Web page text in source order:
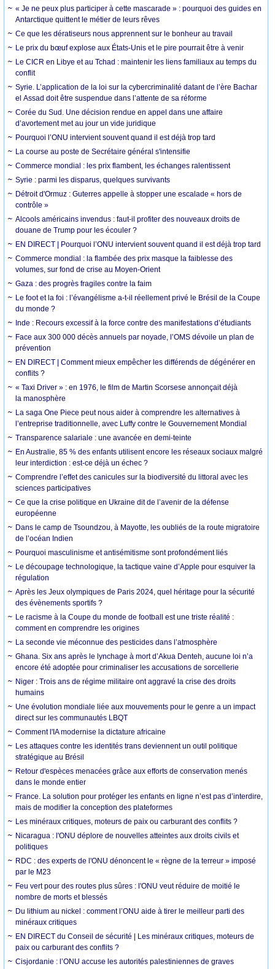
« Je ne peux plus participer à cette mascarade » : pourquoi des guides en
Antarctique quittent le métier de leurs rêves
Ce que les dératiseurs nous apprennent sur le bonheur au travail
Le prix du bœuf explose aux États-Unis et le pire pourrait être à venir
Le CICR en Libye et au Tchad : maintenir les liens familiaux au temps du
conflit
Syrie. L’application de la loi sur la cybercriminalité datant de l’ère Bachar
el Assad doit être suspendue dans l’attente de sa réforme
Corée du Sud. Une décision rendue en appel dans une affaire
d’avortement met au jour un vide juridique
Pourquoi l’ONU intervient souvent quand il est déjà trop tard
La course au poste de Secrétaire général s'intensifie
Commerce mondial : les prix flambent, les échanges ralentissent
Syrie : parmi les disparus, quelques survivants
Détroit d'Ormuz : Guterres appelle à stopper une escalade « hors de
contrôle »
Alcools américains invendus : faut-il profiter des nouveaux droits de
douane de Trump pour les écouler ?
EN DIRECT | Pourquoi l’ONU intervient souvent quand il est déjà trop tard
Commerce mondial : la flambée des prix masque la faiblesse des
volumes, sur fond de crise au Moyen-Orient
Gaza : des progrès fragiles contre la faim
Le foot et la foi : l’évangélisme a-t-il réellement privé le Brésil de la Coupe
du monde ?
Inde : Recours excessif à la force contre des manifestations d’étudiants
Face aux 300 000 décès annuels par noyade, l’OMS dévoile un plan de
prévention
EN DIRECT | Comment mieux empêcher les différends de dégénérer en
conflits ?
« Taxi Driver » : en 1976, le film de Martin Scorsese annonçait déjà
la manosphère
La saga One Piece peut nous aider à comprendre les alternatives à
l’entreprise traditionnelle, avec Luffy contre le Gouvernement Mondial
Transparence salariale : une avancée en demi-teinte
En Australie, 85 % des enfants utilisent encore les réseaux sociaux malgré
leur interdiction : est-ce déjà un échec ?
Comprendre l’effet des canicules sur la biodiversité du littoral avec les
sciences participatives
Ce que la crise politique en Ukraine dit de l’avenir de la défense
européenne
Dans le camp de Tsoundzou, à Mayotte, les oubliés de la route migratoire
de l’océan Indien
Pourquoi masculinisme et antisémitisme sont profondément liés
Le découpage technologique, la tactique vaine d’Apple pour esquiver la
régulation
Après les Jeux olympiques de Paris 2024, quel héritage pour la sécurité
des évènements sportifs ?
Le racisme à la Coupe du monde de football est une triste réalité :
comment en comprendre les origines
La seconde vie méconnue des pesticides dans l’atmosphère
Ghana. Six ans après le lynchage à mort d’Akua Denteh, aucune loi n’a
encore été adoptée pour criminaliser les accusations de sorcellerie
Niger : Trois ans de régime militaire ont aggravé la crise des droits
humains
Une évolution mondiale liée aux mouvements pour le genre a un impact
direct sur les communautés LBQT
Comment l'IA modernise la dictature africaine
Les attaques contre les identités trans deviennent un outil politique
stratégique au Brésil
Retour d'espèces menacées grâce aux efforts de conservation menés
dans le monde entier
France. La solution pour protéger les enfants en ligne n’est pas d’interdire,
mais de modifier la conception des plateformes
Les minéraux critiques, moteurs de paix ou carburant des conflits ?
Nicaragua : l'ONU déplore de nouvelles atteintes aux droits civils et
politiques
RDC : des experts de l'ONU dénoncent le « règne de la terreur » imposé
par le M23
Feu vert pour des routes plus sûres : l'ONU veut réduire de moitié le
nombre de morts et blessés
Du lithium au nickel : comment l’ONU aide à tirer le meilleur parti des
minéraux critiques
EN DIRECT du Conseil de sécurité | Les minéraux critiques, moteurs de
paix ou carburant des conflits ?
Cisjordanie : l’ONU accuse les autorités palestiniennes de graves